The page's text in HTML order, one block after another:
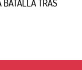
TRAS